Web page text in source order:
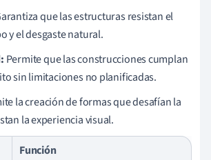
que las estructuras resistan el
y el desgaste natural.
Permite que las construcciones cumplan
sin limitaciones no planificadas.
la creación de formas que desafían la
la experiencia visual.
Función